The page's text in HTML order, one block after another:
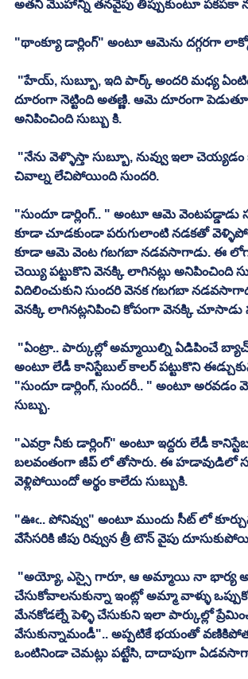
అతని మొహాన్ని తనవైపు తిప్పుకుంటూ పకపకా
"థాంక్యూ డార్లింగ్" అంటూ ఆమెను దగ్గరగా
దూరంగా నెట్టింది అతణ్ణి. ఆమె దూరంగా
అనిపించింది సుబ్బు కి.
చివాల్న లేచిపోయింది సుందరి.
"సుందూ డార్లింగ్.. " అంటూ ఆమె వెంటపడ్డాడు
కూడా చూడకుండా పరుగులాంటి నడకతో
కూడా ఆమె వెంట గబగబా నడవసాగాడు. ఈ
చెయ్యి పట్టుకొని వెనక్కి లాగినట్లు అనిపించింది
విదిలించుకుని సుందరి వెనక గబగబా
వెనక్కి లాగినట్లనిపించి కోపంగా వెనక్కి చూసాడు
అంటూ లేడీ కానిస్టేబుల్ కాలర్ పట్టుకొని
"సుందూ డార్లింగ్, సుందరీ.. " అంటూ అరవడం
సుబ్బు.
"ఎవర్రా నీకు డార్లింగ్" అంటూ ఇద్దరు లేడీ
బలవంతంగా జీప్ లో తోసారు. ఈ హడావుడిలో
వెళ్లిపోయిందో అర్థం కాలేదు సుబ్బుకి.
"ఊఁ.. పోనివ్వు" అంటూ ముందు సీట్ లో
వేసేసరికి జీపు రివ్వున త్రీ టౌన్ వైపు
చేసుకోవాలనుకున్నా ఇంట్లో అమ్మా వాళ్ళు
మేనకోడల్నే పెళ్ళి చేసుకుని ఇలా పార్కుల్లో
వేసుకున్నామండీ".. అప్పటికే భయంతో
ఒంటినిండా చెమట్లు పట్టేసి, దాదాపుగా